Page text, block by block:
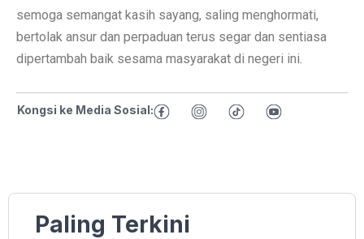
semoga semangat kasih sayang, saling menghormati,
bertolak ansur dan perpaduan terus segar dan sentiasa
dipertambah baik sesama masyarakat di negeri ini.
Kongsi ke Media Sosial:
Paling Terkini